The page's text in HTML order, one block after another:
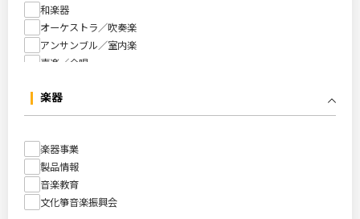
和楽器
オーケストラ／吹奏楽
アンサンブル／室内楽
声楽／合唱
書籍
CD・DVD
シリーズ
全音ピアノライブラリー
楽器
楽器事業
製品情報
音楽教育
文化箏音楽振興会